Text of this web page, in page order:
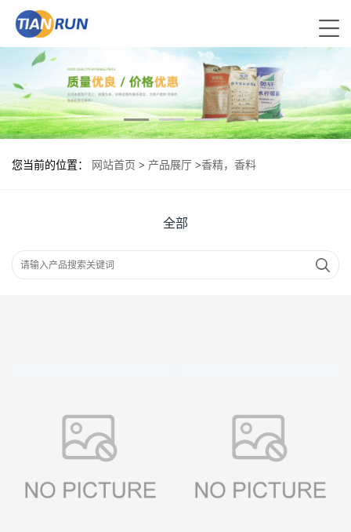
您当前的位置： 网站首页 > 产品展厅 >香精，香料
全部